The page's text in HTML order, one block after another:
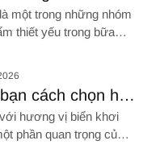
nhà hàng hải sản
hàng hải sản
lượng?
một trong những nhóm
thiết yếu trong bữa
nay, xuất hiện rất
cửa hàng cung cấp
cách chọn hải
ngon, chất
an toàn
hương vị biển khơi
phần quan trọng của